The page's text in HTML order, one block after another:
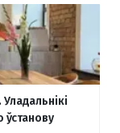
ўстанову